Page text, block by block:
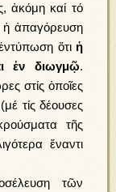
ἀκόμη καί τό
ἡ ἀπαγόρευση
ὅτι ἡ
ἐν διωγμῷ.
στίς ὁποῖες
τίς δέουσες
τῆς
ἔναντι
τῶν